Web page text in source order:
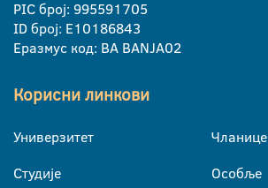
PIC број: 995591705
ID број: E10186843
Еразмус код: BA BANJA02
Корисни линкови
Универзитет
Студије
Чланице
Особље